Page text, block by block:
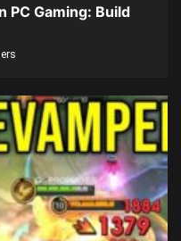
PC Gaming: Build